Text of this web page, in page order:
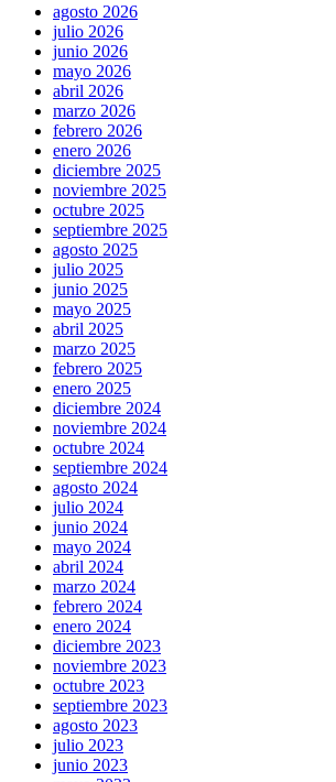
agosto 2026
julio 2026
junio 2026
mayo 2026
abril 2026
marzo 2026
febrero 2026
enero 2026
diciembre 2025
noviembre 2025
octubre 2025
septiembre 2025
agosto 2025
julio 2025
junio 2025
mayo 2025
abril 2025
marzo 2025
febrero 2025
enero 2025
diciembre 2024
noviembre 2024
octubre 2024
septiembre 2024
agosto 2024
julio 2024
junio 2024
mayo 2024
abril 2024
marzo 2024
febrero 2024
enero 2024
diciembre 2023
noviembre 2023
octubre 2023
septiembre 2023
agosto 2023
julio 2023
junio 2023